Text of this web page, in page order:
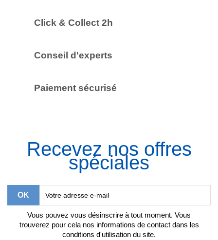
Click & Collect 2h
Conseil d'experts
Paiement sécurisé
Recevez nos offres
spéciales
Vous pouvez vous désinscrire à tout moment. Vous
trouverez pour cela nos informations de contact dans les
conditions d'utilisation du site.